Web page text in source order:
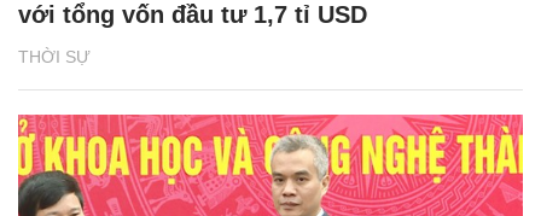
THỜI SỰ
với tổng vốn đầu tư 1,7 tỉ USD